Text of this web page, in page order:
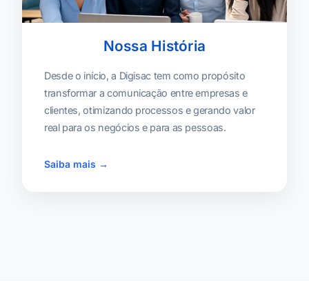
Nossa História
Desde o início, a Digisac tem como propósito
transformar a comunicação entre empresas e
clientes, otimizando processos e gerando valor
real para os negócios e para as pessoas.
Saiba mais →